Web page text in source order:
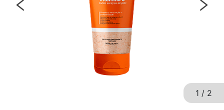
1 / 2